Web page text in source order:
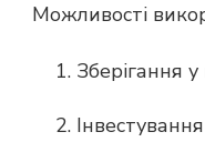
Можливості
Зберігання